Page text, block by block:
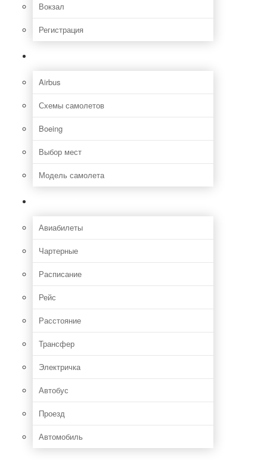
Вокзал
Регистрация
Airbus
Схемы самолетов
Boeing
Выбор мест
Модель самолета
Авиабилеты
Чартерные
Расписание
Рейс
Расстояние
Трансфер
Электричка
Автобус
Проезд
Автомобиль